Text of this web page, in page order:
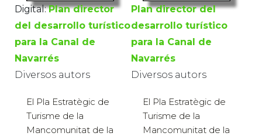
Digital: Plan director
del desarrollo turístico
para la Canal de
Navarrés
Diversos autors
El Pla Estratègic de
Turisme de la
Mancomunitat de la
Plan director del
desarrollo turístico
para la Canal de
Navarrés
Diversos autors
El Pla Estratègic de
Turisme de la
Mancomunitat de la